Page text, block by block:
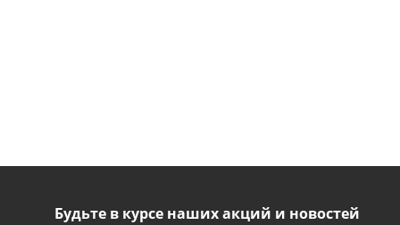
Будьте в курсе наших акций и новостей